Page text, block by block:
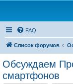
FAQ
Список форумов
Обсуждаем
смартфонов